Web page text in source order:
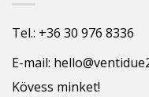
Tel.: +36 30 976 8336
E-mail:
Kövess minket!